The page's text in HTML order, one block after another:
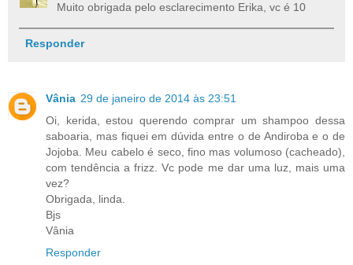
Muito obrigada pelo esclarecimento Erika, vc é 10
Responder
Vânia 29 de janeiro de 2014 às 23:51
Oi, kerida, estou querendo comprar um shampoo dessa
saboaria, mas fiquei em dúvida entre o de Andiroba e o de
Jojoba. Meu cabelo é seco, fino mas volumoso (cacheado),
com tendência a frizz. Vc pode me dar uma luz, mais uma
vez?
Obrigada, linda.
Bjs
Vânia
Responder